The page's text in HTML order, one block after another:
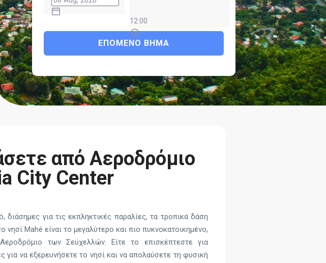
12:00
ΕΠΌΜΕΝΟ ΒΉΜΑ
από Αεροδρόμιο
City Center
για τις εκπληκτικές παραλίες, τα τροπικά δάση
Mahé είναι το μεγαλύτερο και πιο πυκνοκατοικημένο,
των Σεϋχελλών. Είτε το επισκέπτεστε για
για να εξερευνήσετε το νησί και να απολαύσετε τη φυσική